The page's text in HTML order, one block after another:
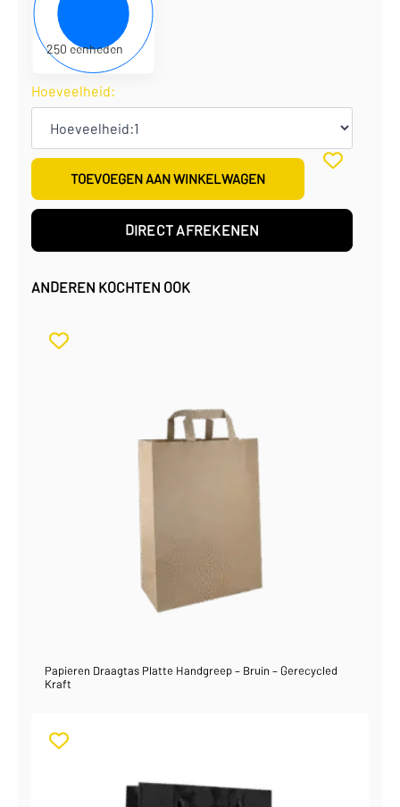
1,53 per eenheid
381,25 per doos
250 eenheden
Hoeveelheid:
TOEVOEGEN AAN WINKELWAGEN
DIRECT AFREKENEN
ANDEREN KOCHTEN OOK
Papieren Draagtas Platte Handgreep – Bruin – Gerecycled
Kraft